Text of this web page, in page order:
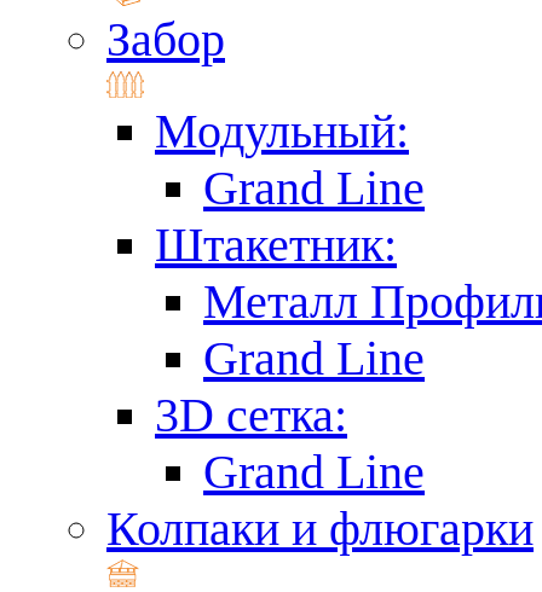
Забор
Модульный:
Grand Line
Штакетник:
Металл
Grand Line
3D сетка:
Grand Line
Колпаки и флюгарки